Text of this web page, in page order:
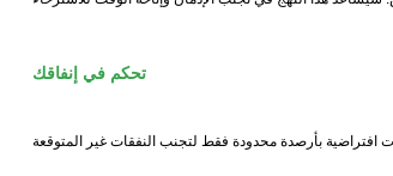
تحكم في إنفاقك